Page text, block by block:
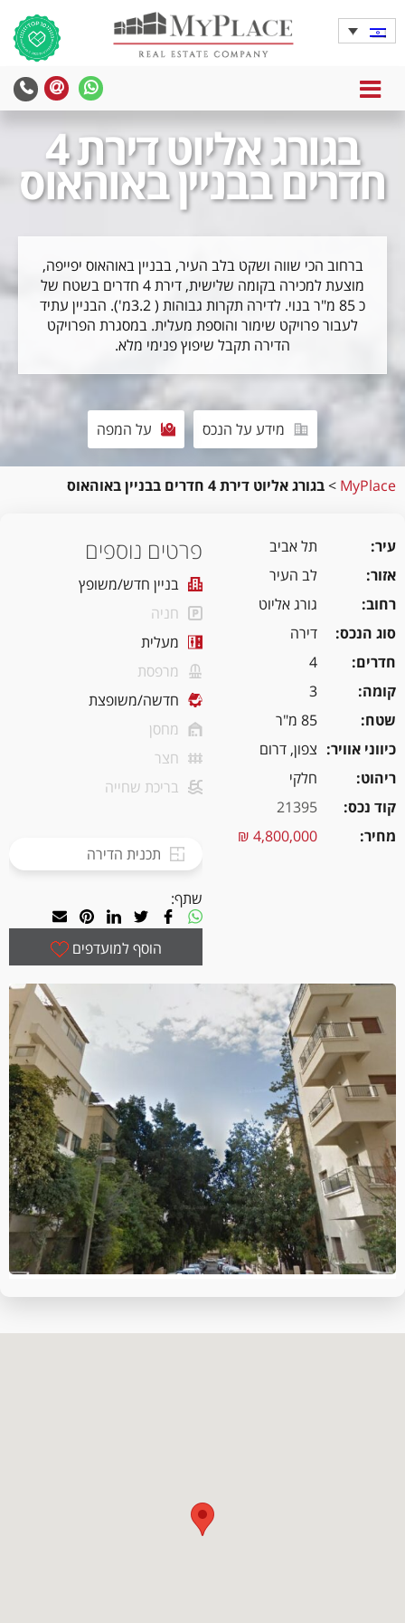
MENU
בגורג אליוט דירת 4
חדרים בבניין באוהאוס
ברחוב הכי שווה ושקט בלב העיר, בבניין באוהאוס יפייפה,
מוצעת למכירה בקומה שלישית, דירת 4 חדרים בשטח של
כ 85 מ"ר בנוי. לדירה תקרות גבוהות ( 3.2מ'). הבניין עתיד
לעבור פרויקט שימור והוספת מעלית. במסגרת הפרויקט
הדירה תקבל שיפוץ פנימי מלא.
מידע על הנכס על המפה
MyPlace
>בגורג אליוט דירת 4 חדרים בבניין באוהאוס
עיר
תל אביב
אזור
לב העיר
רחוב
גורג אליוט
סוג הנכס
דירה
חדרים
4
קומה
3
שטח
85 מ"ר
כיווני אוויר
צפון, דרום
ריהוט
חלקי
קוד נכס
21395
מחיר
4,800,000 ₪
פרטים נוספים
בניין חדש/משופץ
חניה
מעלית
מרפסת
חדשה/משופצת
מחסן
חצר
בריכת שחייה
תכנית הדירה
שתף:
הוסף למועדפים